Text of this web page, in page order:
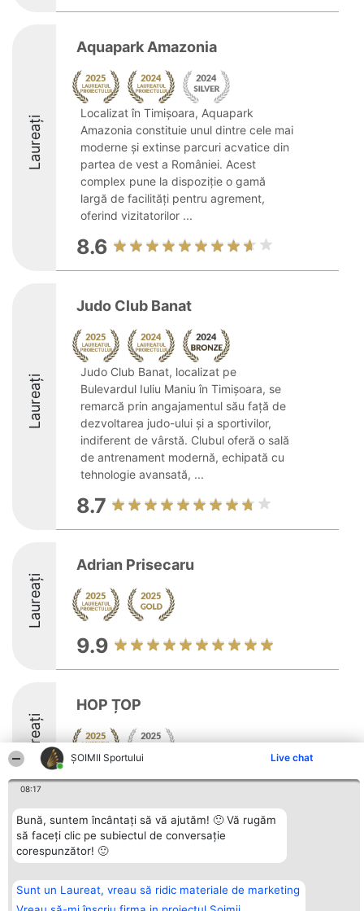
ȘOIMII Sportului Live chat
08:17
Bună, suntem încântați să vă ajutăm! 🙂 Vă rugăm
să faceți clic pe subiectul de conversație
corespunzător! 🙂
Sunt un Laureat, vreau să ridic materiale de marketing
Laureați
Aquapark Amazonia
Localizat în Timișoara, Aquapark
Amazonia constituie unul dintre cele mai
moderne și extinse parcuri acvatice din
partea de vest a României. Acest
complex pune la dispoziție o gamă
largă de facilități pentru agrement,
oferind vizitatorilor ...
8.6
Laureați
Judo Club Banat
Judo Club Banat, localizat pe
Bulevardul Iuliu Maniu în Timișoara, se
remarcă prin angajamentul său față de
dezvoltarea judo-ului și a sportivilor,
indiferent de vârstă. Clubul oferă o sală
de antrenament modernă, echipată cu
tehnologie avansată, ...
8.7
Laureați
Adrian Prisecaru
9.9
Laureați
HOP ȚOP
9.1
Organizator Ranking
BRIGHT SOLUTIONS BR SRL
Aleea Timisul De Sus 2 Bl. A30
Sc. A Et. 4 Ap. 13 Cod 061952
București
Plebiscyt
Lista Tuturor
Laureaților
Reguli